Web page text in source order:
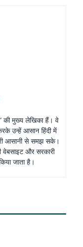
की मुख्य लेखिका हैं। वे
उन्हें आसान हिंदी में
आसानी से समझ सके।
और सरकारी
जाता है।